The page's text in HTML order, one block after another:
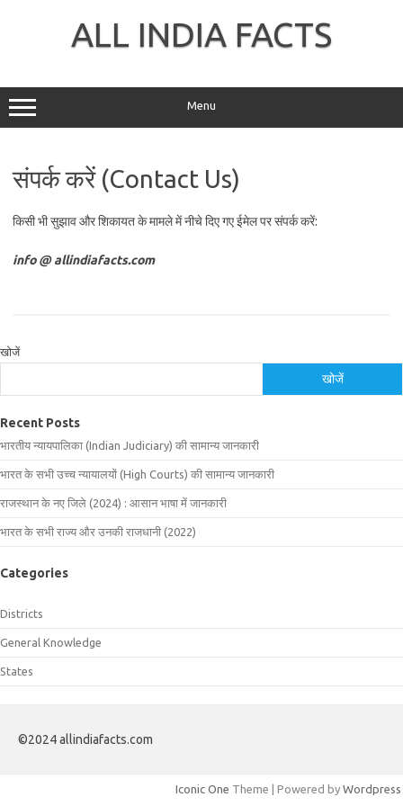
ALL INDIA FACTS
Menu
संपर्क करें (Contact Us)
किसी भी सुझाव और शिकायत के मामले में नीचे दिए गए ईमेल पर संपर्क करें:
info @ allindiafacts.com
खोजें
खोजें
Recent Posts
भारतीय न्यायपालिका (Indian Judiciary) की सामान्य जानकारी
भारत के सभी उच्च न्यायालयों (High Courts) की सामान्य जानकारी
राजस्थान के नए जिले (2024) : आसान भाषा में जानकारी
भारत के सभी राज्य और उनकी राजधानी (2022)
Categories
Districts
General Knowledge
States
©2024 allindiafacts.com
Iconic One Theme | Powered by Wordpress